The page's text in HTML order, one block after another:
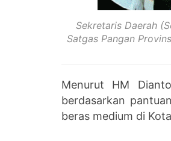
Sekretaris Daerah
Satgas Pangan
Menurut HM
berdasarkan
beras medium di